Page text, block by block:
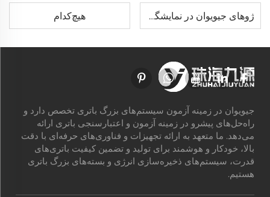
هیچ‌کدام ژوهای جیویوان در نمایشگاه SNEC 2026 شانگهای، تجهیزات جدید تست پایان عمر باتری (EOL) و راه‌حل‌های ذخیره‌سازی انرژی را رونمایی می‌کند
جیویوان در زمینه آزمون سیستم‌های بزرگ باتری تخصص دارد و
راه‌حل‌های پیشرو در زمینه آزمون و اعتبارسنجی باتری ارائه
می‌دهد. ما متعهد به ارائه تجهیزات و فناوری‌های حرفه‌ای با دقت
بالا، خودکار و هوشمند برای تولید و تضمین کیفیت باتری‌های
قدرت، سیستم‌های ذخیره‌سازی انرژی و بسته‌های بزرگ باتری
هستیم.